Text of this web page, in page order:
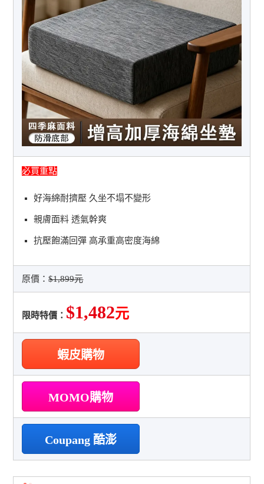
必買重點
好海綿耐擠壓 久坐不塌不變形
親膚面料 透氣幹爽
抗壓飽滿回彈 高承重高密度海綿
原價：$1,899元
限時特價： $1,482元
蝦皮購物
MOMO購物
Coupang 酷澎